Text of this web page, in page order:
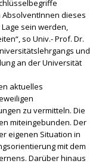
dieses
sein werden,
so Univ.- Prof. Dr.
und
an der Universität
aktuelles
zu vermitteln. Die
miteingebunden. Der
eigenen Situation in
mit dem
Darüber hinaus